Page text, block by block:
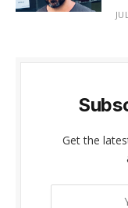
Get the